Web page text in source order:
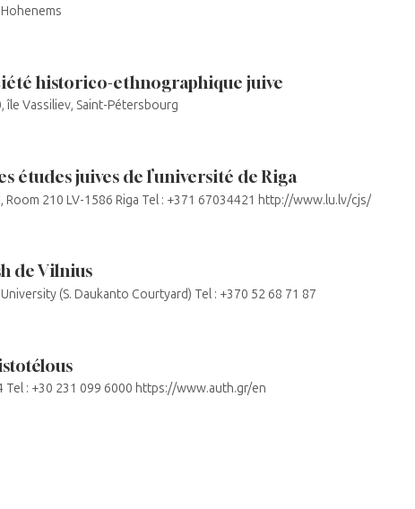
historico-ethnographique juive
île Vassiliev, Saint-Pétersbourg
études juives de l’université de Riga
Room 210 LV-1586 Riga Tel : +371 67034421 http://www.lu.lv/cjs/
de Vilnius
(S. Daukanto Courtyard) Tel : +370 52 68 71 87
Tel : +30 231 099 6000 https://www.auth.gr/en